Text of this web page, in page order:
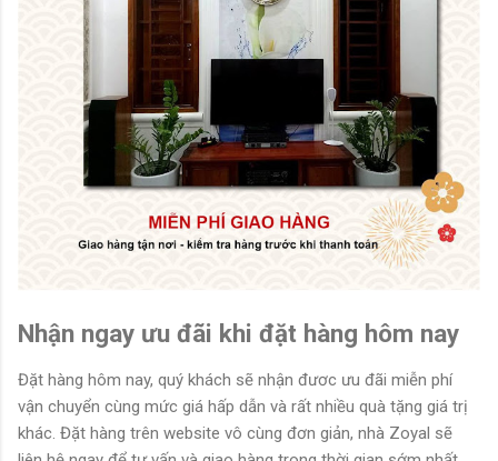
Nhận ngay ưu đãi khi đặt hàng hôm nay
Đặt hàng hôm nay, quý khách sẽ nhận đươc ưu đãi miễn phí
vận chuyển cùng mức giá hấp dẫn và rất nhiều quà tặng giá trị
khác. Đặt hàng trên website vô cùng đơn giản, nhà Zoyal sẽ